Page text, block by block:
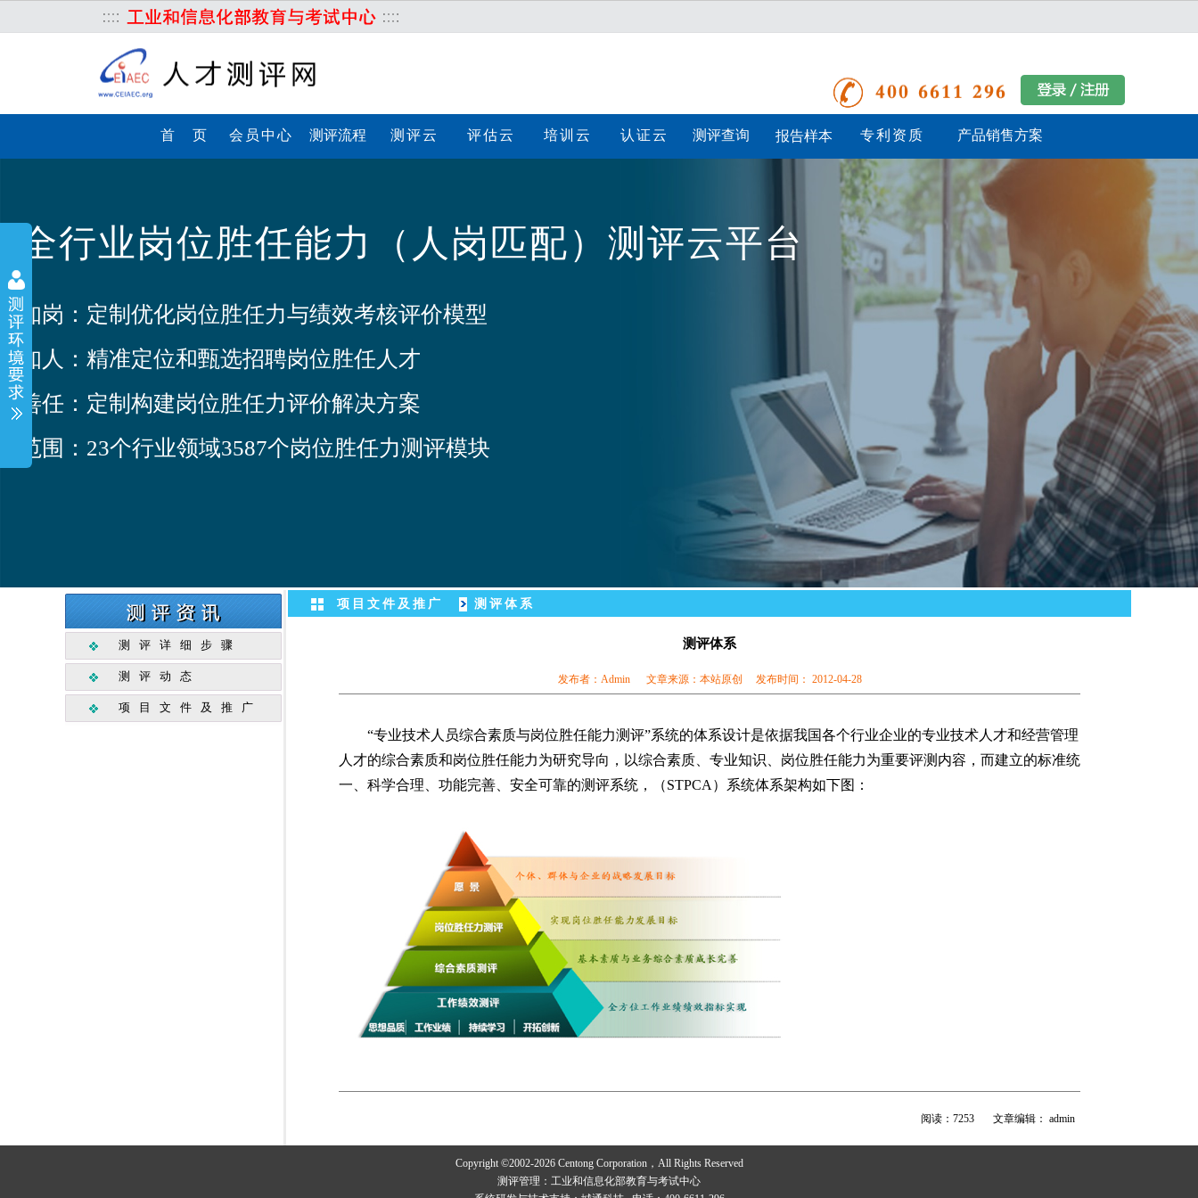
首 页 会员中心 测评流程 测评云 评估云 培训云 认证云 测评查询 报告样本 专利资质 产品销售方案
全行业岗位胜任能力（人岗匹配）测评云平台
知岗：定制优化岗位胜任力与绩效考核评价模型
知人：精准定位和甄选招聘岗位胜任人才
善任：定制构建岗位胜任力评价解决方案
范围：23个行业领域3587个岗位胜任力测评模块
测评详细步骤
测评动态
项目文件及推广
Copyright ©2002-2026 Centong Corporation，All Rights Reserved
测评管理：工业和信息化部教育与考试中心